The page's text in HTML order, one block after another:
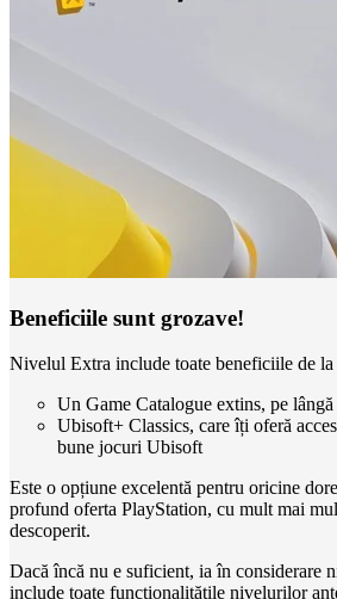
Beneficiile sunt grozave!
Nivelul Extra include toate beneficiile de la
Un Game Catalogue extins, pe
Ubisoft+ Classics, care îți oferă
bune jocuri Ubisoft
Este o opțiune excelentă pentru oricine
profund oferta PlayStation, cu mult mai
descoperit.
Dacă încă nu e suficient, ia în considerare
include toate funcționalitățile nivelurilor